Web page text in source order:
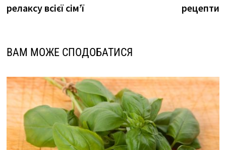
релаксу всієї сім’ї
рецепти
ВАМ МОЖЕ СПОДОБАТИСЯ